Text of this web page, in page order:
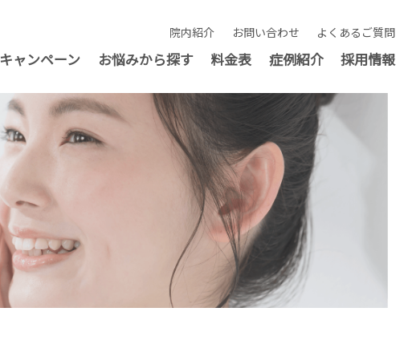
院内紹介 お問い合わせ よくあるご質問
キャンペーン お悩みから探す 料金表 症例紹介 採用情報